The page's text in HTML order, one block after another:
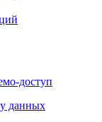
доступ
данных